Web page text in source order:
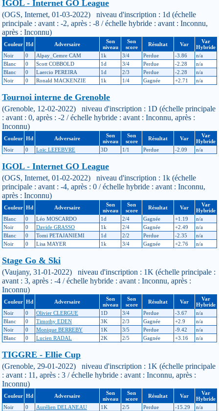
IGOL - Internet GO League
(OGS, Internet, 01-03-2022) niveau d'inscription : 1d (échelle
principale : avant : -2, après : -8 / échelle hybride : avant : Inconnu,
après : Inconnu)
Couleur Hd Adversaire
Son
niveau
Son
score
Résultat Var
Var
Hybride
Noir
0 Alpay_Cemre CAM 1k 3/4 Perdue -3.86
n/a
Blanc
0 Scott COBBOLD 1d 3/4 Perdue -2.28
n/a
Blanc
0 Laercio PEREIRA 1d 2/3 Perdue -2.28
n/a
Noir
0 Ronald MACKENZIE 1k 1/4 Gagnée +2.71 n/a
Tournoi interne de Grenoble
(Grenoble, 12-02-2022) niveau d'inscription : 1D (échelle principale
: avant : 0, après : -2 / échelle hybride : avant : Inconnu, après :
Inconnu)
Couleur Hd Adversaire
Son
niveau
Son
score
Résultat Var
Var
Hybride
Noir
0 Loïc LEFEBVRE 3D 1/1 Perdue -2.09 n/a
IGOL - Internet GO League
(OGS, Internet, 01-02-2022) niveau d'inscription : 1k (échelle
principale : avant : -4, après : 0 / échelle hybride : avant : Inconnu,
après : Inconnu)
Couleur Hd Adversaire
Son
niveau
Son
score
Résultat Var
Var
Hybride
Blanc
0 Léo MOSCARDO 1d 2/4 Gagnée +1.19
n/a
Noir
0 Davide GRASSO 1k 2/4 Gagnée +2.49
n/a
Blanc
0 Tomi PETAJANIEMI 1d 2/2 Perdue -2.35
n/a
Noir
0 Lisa MAYER 1k 3/4 Gagnée +2.76 n/a
Stage Go & Ski
(Vaujany, 31-01-2022) niveau d'inscription : 1K (échelle principale :
avant : 3, après : -4 / échelle hybride : avant : Inconnu, après :
Inconnu)
Couleur Hd Adversaire
Son
niveau
Son
score
Résultat Var
Var
Hybride
Noir
0 Olivier CLERGUE 1D 3/4 Perdue -3.67
n/a
Blanc
0 Timothy EDEN 3K 2/3 Gagnée +2.9
n/a
Noir
0 Monique BERREBY 1K 3/5 Perdue -9.42
n/a
Blanc
0 Lucien RADAL 2K 2/5 Gagnée +3.16 n/a
TIGGRE - Ellie Cup
(Grenoble, 29-01-2022) niveau d'inscription : 1K (échelle principale
: avant : 11, après : 3 / échelle hybride : avant : Inconnu, après :
Inconnu)
Couleur Hd Adversaire
Son
niveau
Son
score
Résultat Var
Var
Hybride
Noir
0 Aurélien DELANEAU 1K 2/5 Perdue -15.29
n/a